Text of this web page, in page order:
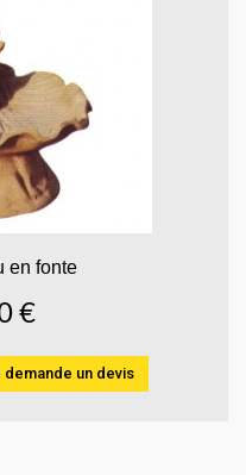
en fonte
€
demande un devis